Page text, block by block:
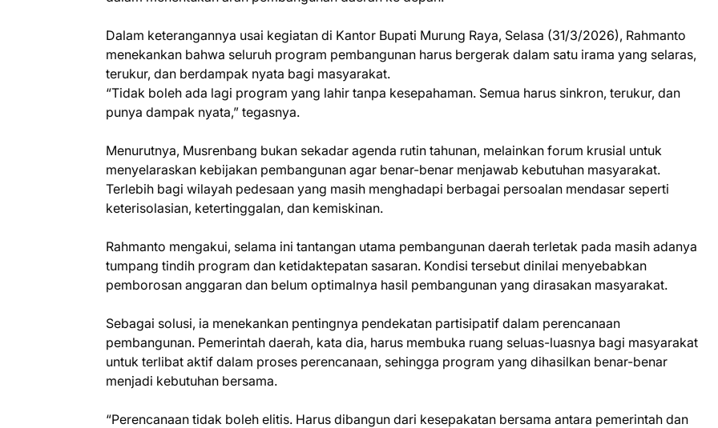
Dalam keterangannya usai kegiatan di Kantor Bupati Murung Raya, Selasa (31/3/2026), Rahmanto
menekankan bahwa seluruh program pembangunan harus bergerak dalam satu irama yang selaras,
terukur, dan berdampak nyata bagi masyarakat.
“Tidak boleh ada lagi program yang lahir tanpa kesepahaman. Semua harus sinkron, terukur, dan
punya dampak nyata,” tegasnya.
Menurutnya, Musrenbang bukan sekadar agenda rutin tahunan, melainkan forum krusial untuk
menyelaraskan kebijakan pembangunan agar benar-benar menjawab kebutuhan masyarakat.
Terlebih bagi wilayah pedesaan yang masih menghadapi berbagai persoalan mendasar seperti
keterisolasian, ketertinggalan, dan kemiskinan.
Rahmanto mengakui, selama ini tantangan utama pembangunan daerah terletak pada masih adanya
tumpang tindih program dan ketidaktepatan sasaran. Kondisi tersebut dinilai menyebabkan
pemborosan anggaran dan belum optimalnya hasil pembangunan yang dirasakan masyarakat.
Sebagai solusi, ia menekankan pentingnya pendekatan partisipatif dalam perencanaan
pembangunan. Pemerintah daerah, kata dia, harus membuka ruang seluas-luasnya bagi masyarakat
untuk terlibat aktif dalam proses perencanaan, sehingga program yang dihasilkan benar-benar
menjadi kebutuhan bersama.
“Perencanaan tidak boleh elitis. Harus dibangun dari kesepakatan bersama antara pemerintah dan